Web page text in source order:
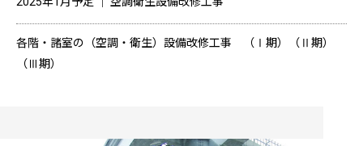
各階・諸室の（空調・衛生）設備改修工事 （Ⅰ期）（Ⅱ期）
（Ⅲ期）